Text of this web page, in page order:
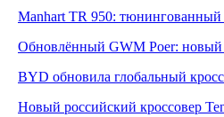
Manhart TR 950: тюнингованный
Обновлённый GWM Poer: новый
BYD обновила глобальный
Новый российский кроссовер